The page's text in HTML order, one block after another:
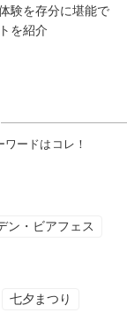
験を存分に堪能で
を紹介
ードはコレ！
ン・ビアフェス
七夕まつり